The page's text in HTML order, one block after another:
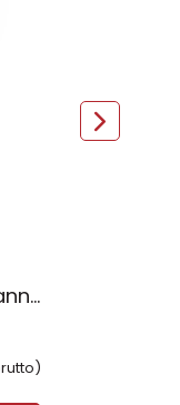
Bezprawie. Seria z Joanną Chyłką. Tom 20